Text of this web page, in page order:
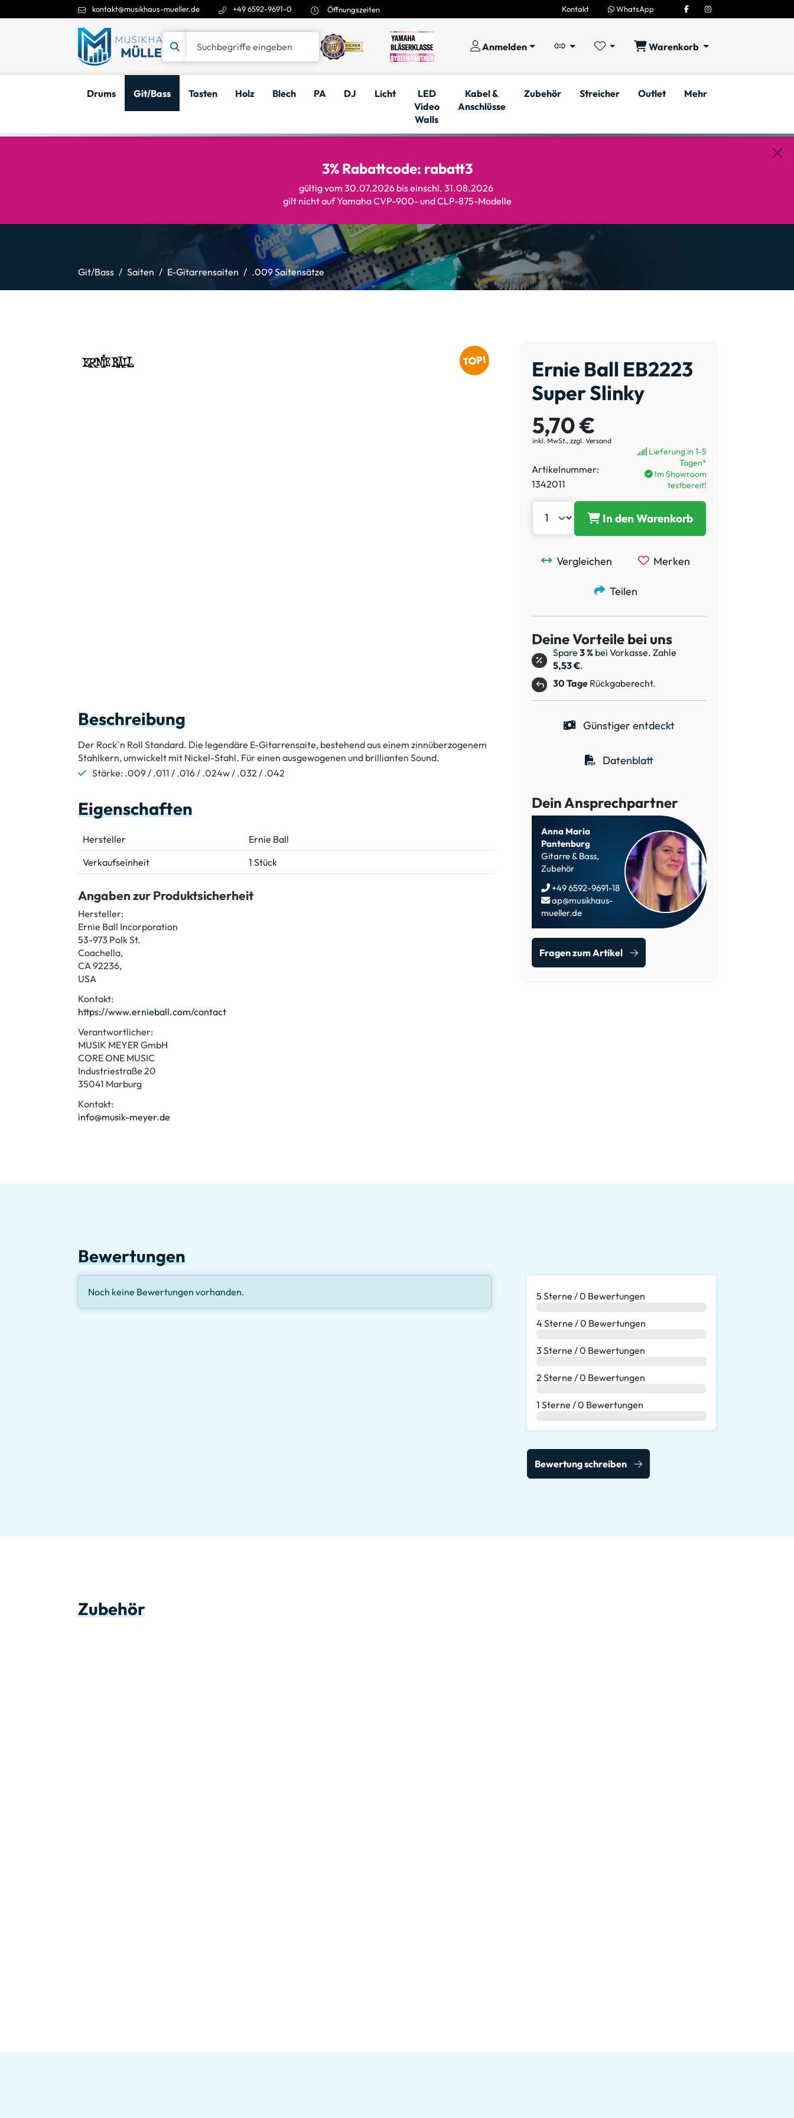
kontakt@musikhaus-mueller.de +49 6592-9691-0 Öffnungszeiten Kontakt WhatsApp
Anmelden Warenkorb
Drums Git/Bass Tasten Holz Blech PA DJ Licht
LED
Video
Walls
Kabel &
Anschlüsse
Zubehör Streicher Outlet Mehr
3% Rabattcode: rabatt3
gültig vom 30.07.2026 bis einschl. 31.08.2026
gilt nicht auf Yamaha CVP-900- und CLP-875-Modelle
Git/Bass Saiten E-Gitarrensaiten .009 Saitensätze
Beschreibung
Der Rock`n Roll Standard. Die legendäre E-Gitarrensaite, bestehend aus einem zinnüberzogenem
Stahlkern, umwickelt mit Nickel-Stahl. Für einen ausgewogenen und brillianten Sound.
Stärke: .009 / .011 / .016 / .024w / .032 / .042
Eigenschaften
Hersteller
Ernie Ball
Verkaufseinheit
1 Stück
Angaben zur Produktsicherheit
Hersteller:
Ernie Ball Incorporation
53-973 Polk St.
Coachella,
CA 92236,
USA
Kontakt:
https://www.ernieball.com/contact
Verantwortlicher:
MUSIK MEYER GmbH
CORE ONE MUSIC
Industriestraße 20
35041 Marburg
Kontakt:
info@musik-meyer.de
Ernie Ball EB2223
Super Slinky
5,70 €
inkl. MwSt., zzgl. Versand
Artikelnummer:
1342011
Lieferung in 1-5
Tagen*
Im Showroom
testbereit!
In den Warenkorb
Vergleichen Merken
Teilen
Deine Vorteile bei uns
Spare 3 % bei Vorkasse. Zahle
5,53 €.
30 Tage Rückgaberecht.
Günstiger entdeckt
Datenblatt
Dein Ansprechpartner
Anna Maria
Pantenburg
Gitarre & Bass,
Zubehör
+49 6592-9691-18
ap@musikhaus-
mueller.de
Fragen zum Artikel
Bewertungen
5 Sterne / 0 Bewertungen
4 Sterne / 0 Bewertungen
3 Sterne / 0 Bewertungen
2 Sterne / 0 Bewertungen
1 Sterne / 0 Bewertungen
Bewertung schreiben
Noch keine Bewertungen vorhanden.
Zubehör